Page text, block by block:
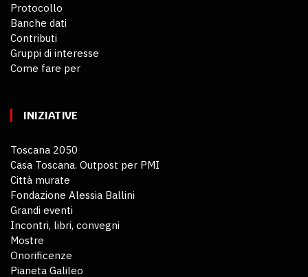
Protocollo
Banche dati
Contributi
Gruppi di interesse
Come fare per
INIZIATIVE
Toscana 2050
Casa Toscana. Outpost per PMI
Città murate
Fondazione Alessia Ballini
Grandi eventi
Incontri, libri, convegni
Mostre
Onorificenze
Pianeta Galileo